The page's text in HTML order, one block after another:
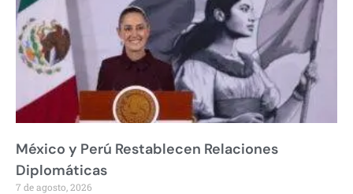
México y Perú Restablecen Relaciones
Diplomáticas
7 de agosto, 2026